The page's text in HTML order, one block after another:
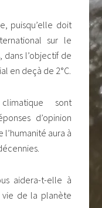
puisqu’elle doit
sur le
l’objectif de
en deçà de 2°C.
sont
d’opinion
l’humanité aura à
aidera-t-elle à
vie de la planète